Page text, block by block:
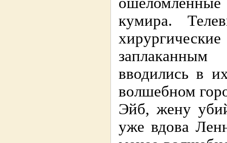
кумира.
вводились в
волшебном
Эйб, жену
уже вдова